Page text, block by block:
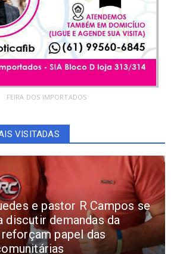
FEIRA DOS IMPORTADOS
VISITADAS
e pastor R Campos se
discutir demandas da
papel das